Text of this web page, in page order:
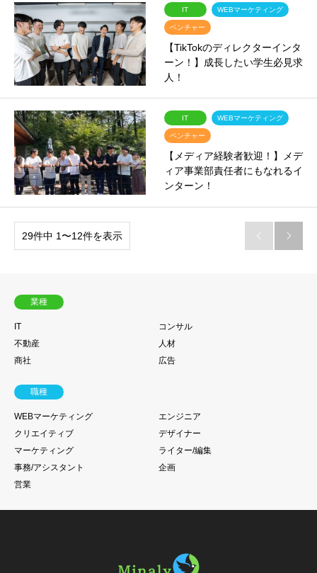
IT WEBマーケティング
ベンチャー
【TikTokのディレクターインタ
ーン！】成長したい学生必見求
人！
IT WEBマーケティング
ベンチャー
【メディア経験者歓迎！】メデ
ィア事業部責任者にもなれるイ
ンターン！
29件中 1〜12件を表示  
業種
IT
コンサル
不動産
人材
商社
広告
職種
WEBマーケティング
エンジニア
クリエイティブ
デザイナー
マーケティング
ライター/編集
事務/アシスタント
企画
営業